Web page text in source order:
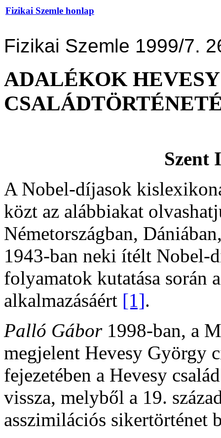
Fizikai Szemle honlap
Fizikai Szemle 1999/7.
ADALÉKOK
Szent
A Nobel-díjasok
közt az alábbiakat
Németországban,
1943-ban neki ítélt Nobel-
folyamatok kutatása
alkalmazásáért [1].
Palló Gábor 1998-ban, a
megjelent Hevesy György
fejezetében a Hevesy
vissza, melyből a 19.
asszimilációs sikertörténet